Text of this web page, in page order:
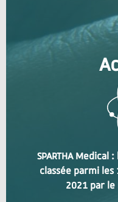
SPARTHA
classée parmi
2021 par le